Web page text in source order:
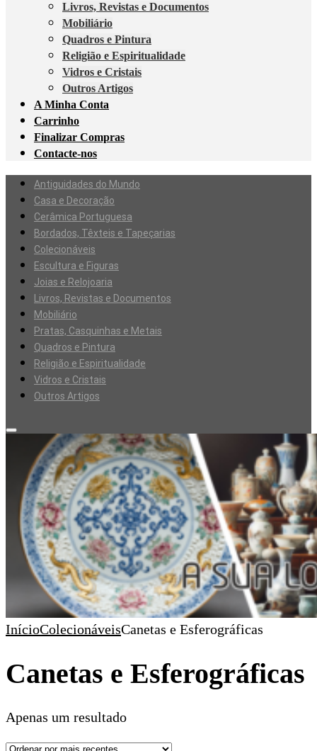
Livros, Revistas e Documentos
Mobiliário
Quadros e Pintura
Religião e Espiritualidade
Vidros e Cristais
Outros Artigos
A Minha Conta
Carrinho
Finalizar Compras
Contacte-nos
Antiguidades do Mundo
Casa e Decoração
Cerâmica Portuguesa
Bordados, Têxteis e Tapeçarias
Colecionáveis
Escultura e Figuras
Joias e Relojoaria
Livros, Revistas e Documentos
Mobiliário
Pratas, Casquinhas e Metais
Quadros e Pintura
Religião e Espiritualidade
Vidros e Cristais
Outros Artigos
InícioColecionáveisCanetas e Esferográficas
Canetas e Esferográficas
Apenas um resultado